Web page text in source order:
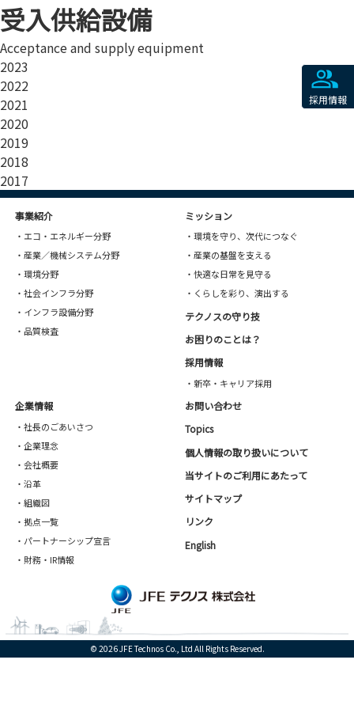
受入供給設備
Acceptance and supply equipment
2026
2025
2024
2023
2022
2021
2020
2019
2018
2017
採用情報
企業情報
・社長のごあいさつ
・企業理念
・会社概要
・沿革
・組織図
・拠点一覧
・パートナーシップ宣言
・財務・IR情報
事業紹介
・エコ・エネルギー分野
・産業／機械システム分野
・環境分野
・社会インフラ分野
・インフラ設備分野
・品質検査
ミッション
・環境を守り、次代につなぐ
・産業の基盤を支える
・快適な日常を見守る
・くらしを彩り、演出する
テクノスの守り技
お困りのことは？
採用情報
・新卒・キャリア採用
お問い合わせ
Topics
個人情報の取り扱いについて
当サイトのご利用にあたって
サイトマップ
リンク
English
© 2026 JFE Technos Co., Ltd All Rights Reserved.